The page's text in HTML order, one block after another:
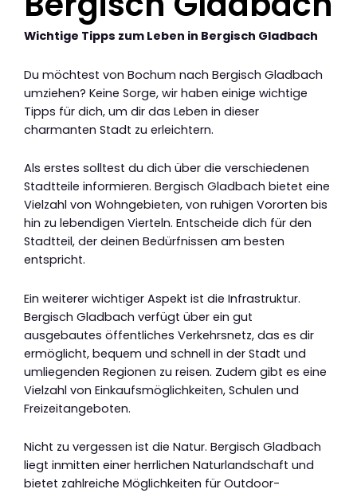
Wichtige Tipps zum Leben in Bergisch Gladbach
Du möchtest von Bochum nach Bergisch Gladbach
umziehen? Keine Sorge, wir haben einige wichtige
Tipps für dich, um dir das Leben in dieser
charmanten Stadt zu erleichtern.
Als erstes solltest du dich über die verschiedenen
Stadtteile informieren. Bergisch Gladbach bietet eine
Vielzahl von Wohngebieten, von ruhigen Vororten bis
hin zu lebendigen Vierteln. Entscheide dich für den
Stadtteil, der deinen Bedürfnissen am besten
entspricht.
Ein weiterer wichtiger Aspekt ist die Infrastruktur.
Bergisch Gladbach verfügt über ein gut
ausgebautes öffentliches Verkehrsnetz, das es dir
ermöglicht, bequem und schnell in der Stadt und
umliegenden Regionen zu reisen. Zudem gibt es eine
Vielzahl von Einkaufsmöglichkeiten, Schulen und
Freizeitangeboten.
Nicht zu vergessen ist die Natur. Bergisch Gladbach
liegt inmitten einer herrlichen Naturlandschaft und
bietet zahlreiche Möglichkeiten für Outdoor-